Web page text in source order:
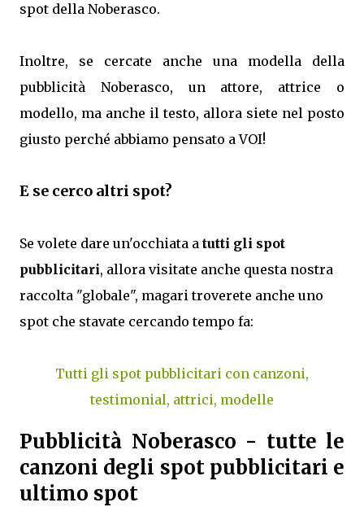
spot della Noberasco.
Inoltre, se cercate anche una modella della
pubblicità Noberasco, un attore, attrice o
modello, ma anche il testo, allora siete nel posto
giusto perché abbiamo pensato a VOI!
E se cerco altri spot?
Se volete dare un'occhiata a tutti gli spot
pubblicitari, allora visitate anche questa nostra
raccolta "globale", magari troverete anche uno
spot che stavate cercando tempo fa:
Tutti gli spot pubblicitari con canzoni,
testimonial, attrici, modelle
Pubblicità Noberasco - tutte le
canzoni degli spot pubblicitari e
ultimo spot